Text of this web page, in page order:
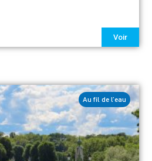
Voir
Au fil de l’eau